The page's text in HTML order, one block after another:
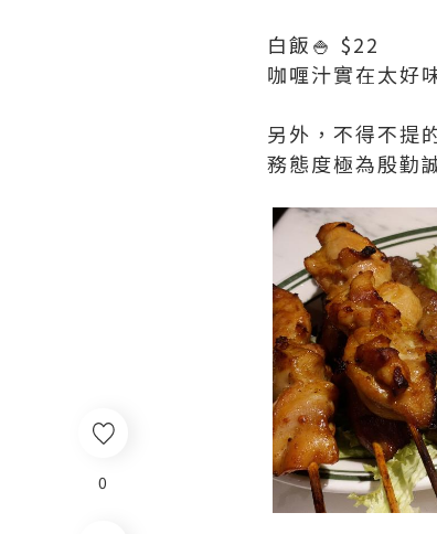
0
白飯🍚 $22
咖喱汁實在太好
另外，不得不提
務態度極為殷勤